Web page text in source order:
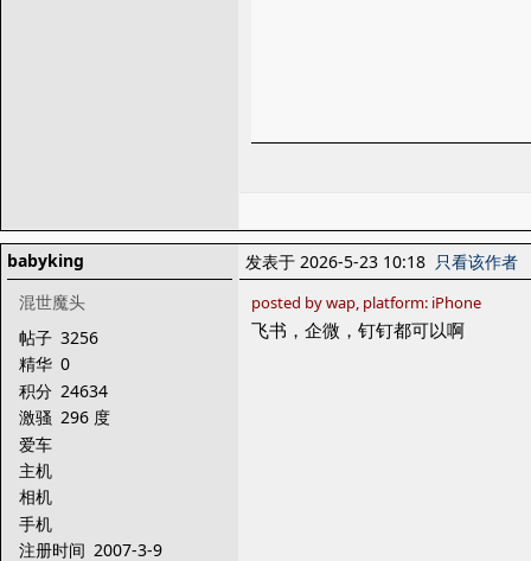
babyking
混世魔头
帖子 3256
精华 0
积分 24634
激骚 296 度
爱车
主机
相机
手机
注册时间 2007-3-9
发表于 2026-5-23 10:18 只看该作者
posted by wap, platform: iPhone
飞书，企微，钉钉都可以啊